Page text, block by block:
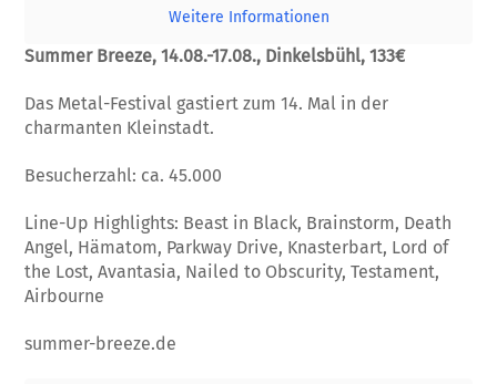
Weitere Informationen
Summer Breeze, 14.08.-17.08., Dinkelsbühl, 133€
Das Metal-Festival gastiert zum 14. Mal in der
charmanten Kleinstadt.
Besucherzahl: ca. 45.000
Line-Up Highlights: Beast in Black, Brainstorm, Death
Angel, Hämatom, Parkway Drive, Knasterbart, Lord of
the Lost, Avantasia, Nailed to Obscurity, Testament,
Airbourne
summer-breeze.de